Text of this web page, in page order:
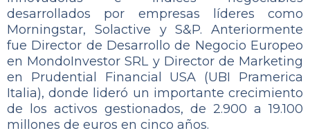
desarrollados por empresas líderes como
Morningstar, Solactive y S&P. Anteriormente
fue Director de Desarrollo de Negocio Europeo
en MondoInvestor SRL y Director de Marketing
en Prudential Financial USA (UBI Pramerica
Italia), donde lideró un importante crecimiento
de los activos gestionados, de 2.900 a 19.100
millones de euros en cinco años.